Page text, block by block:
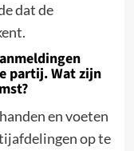
dat de
partij. Wat zijn
en voeten
op te